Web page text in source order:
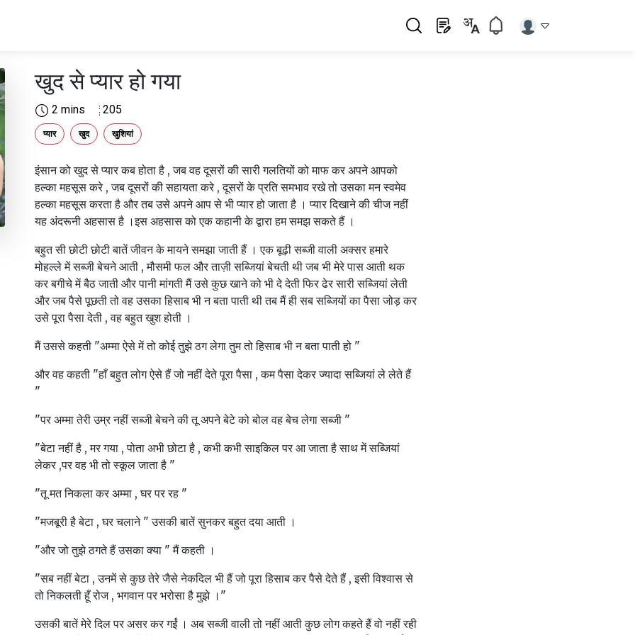
खुद से प्यार हो गया
2 mins 205
प्यार खुद खुशियां
इंसान को खुद से प्यार कब होता है , जब वह दूसरों की सारी गलतियों को माफ कर अपने आपको
हल्का महसूस करे , जब दूसरों की सहायता करे , दूसरों के प्रति समभाव रखे तो उसका मन स्वमेव
हल्का महसूस करता है और तब उसे अपने आप से भी प्यार हो जाता है । प्यार दिखाने की चीज नहीं
यह अंदरूनी अहसास है ।इस अहसास को एक कहानी के द्वारा हम समझ सकते हैं ।
बहुत सी छोटी छोटी बातें जीवन के मायने समझा जाती हैं । एक बूढ़ी सब्जी वाली अक्सर हमारे
मोहल्ले में सब्जी बेचने आती , मौसमी फल और ताज़ी सब्जियां बेचती थी जब भी मेरे पास आती थक
कर बगीचे में बैठ जाती और पानी मांगती मैं उसे कुछ खाने को भी दे देती फिर ढेर सारी सब्जियां लेती
और जब पैसे पूछती तो वह उसका हिसाब भी न बता पाती थी तब मैं ही सब सब्जियों का पैसा जोड़ कर
उसे पूरा पैसा देती , वह बहुत खुश होती ।
मैं उससे कहती "अम्मा ऐसे में तो कोई तुझे ठग लेगा तुम तो हिसाब भी न बता पाती हो "
और वह कहती "हाँ बहुत लोग ऐसे हैं जो नहीं देते पूरा पैसा , कम पैसा देकर ज्यादा सब्जियां ले लेते हैं
"
"पर अम्मा तेरी उम्र नहीं सब्जी बेचने की तू अपने बेटे को बोल वह बेच लेगा सब्जी "
"बेटा नहीं है , मर गया , पोता अभी छोटा है , कभी कभी साइकिल पर आ जाता है साथ में सब्जियां
लेकर ,पर वह भी तो स्कूल जाता है "
"तू मत निकला कर अम्मा , घर पर रह "
"मजबूरी है बेटा , घर चलाने " उसकी बातें सुनकर बहुत दया आती ।
"और जो तुझे ठगते हैं उसका क्या " मैं कहती ।
"सब नहीं बेटा , उनमें से कुछ तेरे जैसे नेकदिल भी हैं जो पूरा हिसाब कर पैसे देते हैं , इसी विश्वास से
तो निकलती हूँ रोज , भगवान पर भरोसा है मुझे ।"
उसकी बातें मेरे दिल पर असर कर गईं । अब सब्जी वाली तो नहीं आती कुछ लोग कहते हैं वो नहीं रही